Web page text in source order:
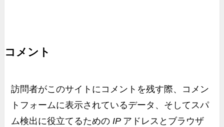
コメント
訪問者がこのサイトにコメントを残す際、コメン
トフォームに表示されているデータ、そしてスパ
ム検出に役立てるための IP アドレスとブラウザ